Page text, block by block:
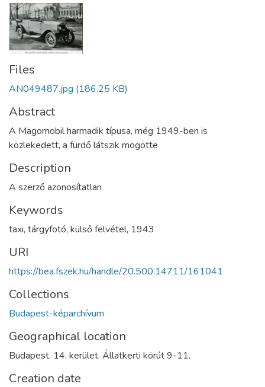
Files
AN049487.jpg (186.25 KB)
Abstract
A Magomobil harmadik típusa, még 1949-ben is
közlekedett, a fürdő látszik mögötte
Description
A szerző azonosítatlan
Keywords
taxi, tárgyfotó, külső felvétel, 1943
URI
https://bea.fszek.hu/handle/20.500.14711/161041
Collections
Budapest-képarchívum
Geographical location
Budapest. 14. kerület. Állatkerti körút 9-11.
Creation date